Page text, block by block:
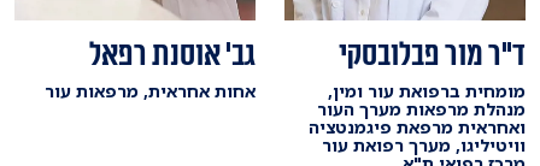
ד"ר מור פבלובסקי
מומחית ברפואת עור ומין,
מנהלת מרפאות מערך העור
ואחראית מרפאת פיגמנטציה
וויטיליגו, מערך רפואת עור
גב' אוסנת רפאל
אחות אחראית, מרפאות עור